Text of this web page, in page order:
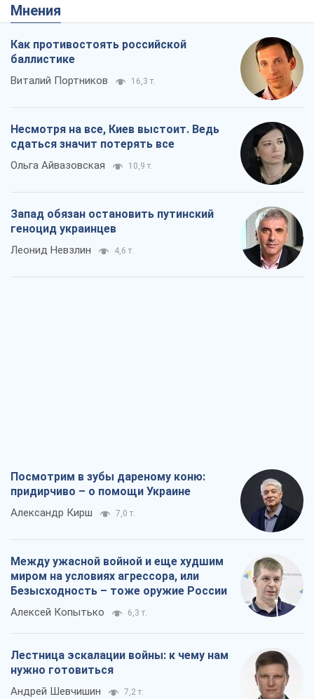
Мнения
Как противостоять российской
баллистике
Виталий Портников 16,3 т.
Несмотря на все, Киев выстоит. Ведь
сдаться значит потерять все
Ольга Айвазовская 10,9 т.
Запад обязан остановить путинский
геноцид украинцев
Леонид Невзлин 4,6 т.
Посмотрим в зубы дареному коню:
придирчиво – о помощи Украине
Александр Кирш 7,0 т.
Между ужасной войной и еще худшим
миром на условиях агрессора, или
Безысходность – тоже оружие России
Алексей Копытько 6,3 т.
Лестница эскалации войны: к чему нам
нужно готовиться
Андрей Шевчишин 7,2 т.